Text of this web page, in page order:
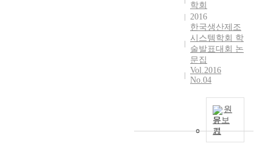
학회
2016
한국생산제조
시스템학회 학
술발표대회 논
문집
Vol.2016
No.04
원
문보
기